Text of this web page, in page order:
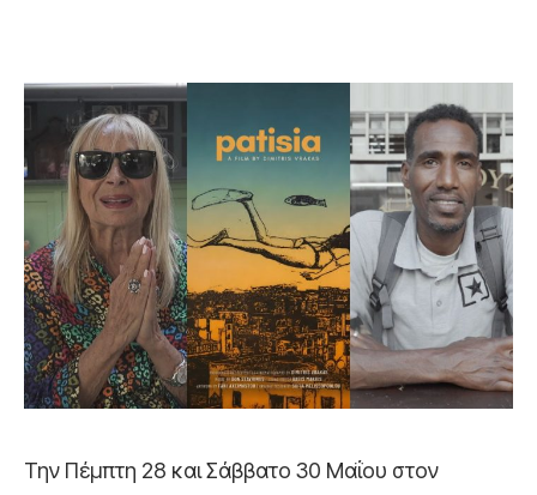
Την Πέμπτη 28 και Σάββατο 30 Μαΐου στον